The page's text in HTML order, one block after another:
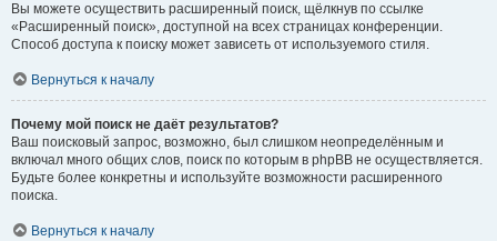
Вы можете осуществить расширенный поиск, щёлкнув по ссылке
«Расширенный поиск», доступной на всех страницах конференции.
Способ доступа к поиску может зависеть от используемого стиля.
Вернуться к началу
Почему мой поиск не даёт результатов?
Ваш поисковый запрос, возможно, был слишком неопределённым и
включал много общих слов, поиск по которым в phpBB не осуществляется.
Будьте более конкретны и используйте возможности расширенного
поиска.
Вернуться к началу